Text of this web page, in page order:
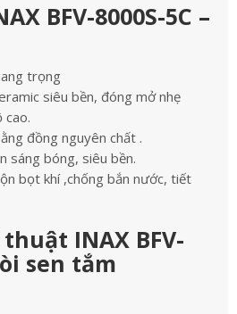
BFV-8000S-5C –
trọng
siêu bền, đóng mở nhẹ
cao.
đồng nguyên chất .
sáng bóng, siêu bền.
bọt khí ,chống bắn nước, tiết
INAX BFV-
sen tắm